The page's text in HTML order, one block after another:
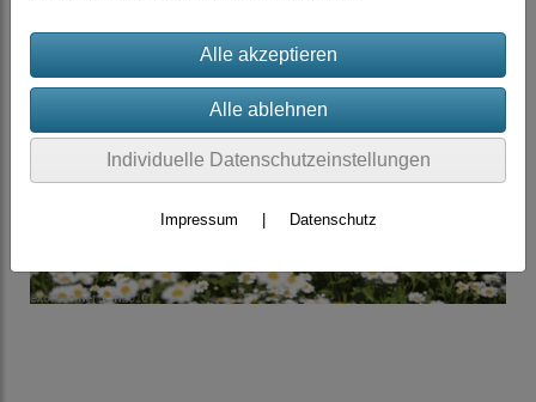
Individuelle Datenschutzeinstellungen
Impressum Datenschutz